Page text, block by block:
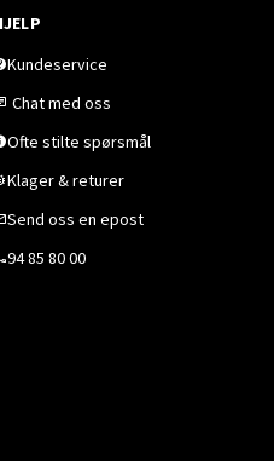
Kundeservice
Chat med oss
Ofte stilte spørsmål
Klager & returer
Send oss en epost
94 85 80 00